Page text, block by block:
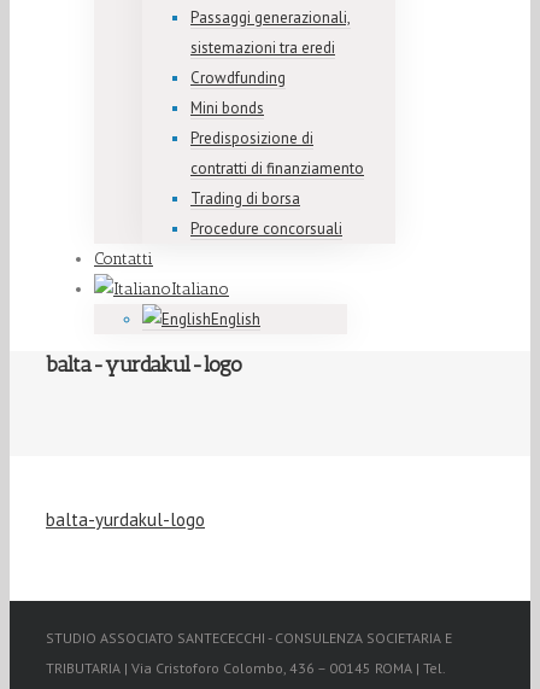
Passaggi generazionali,
sistemazioni tra eredi
Crowdfunding
Mini bonds
Predisposizione di
contratti di finanziamento
Trading di borsa
Procedure concorsuali
Contatti
Italiano
English
balta-yurdakul-logo
balta-yurdakul-logo
STUDIO ASSOCIATO SANTECECCHI - CONSULENZA SOCIETARIA E
TRIBUTARIA | Via Cristoforo Colombo, 436 – 00145 ROMA | Tel.